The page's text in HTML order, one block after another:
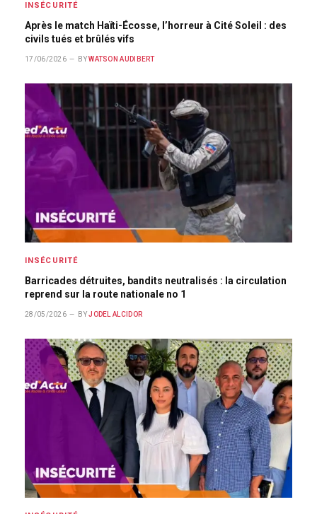
INSÉCURITÉ
Après le match Haïti-Écosse, l’horreur à Cité Soleil : des
civils tués et brûlés vifs
17/06/2026 BY WATSON AUDIBERT
INSÉCURITÉ
Barricades détruites, bandits neutralisés : la circulation
reprend sur la route nationale no 1
28/05/2026 BY JODEL ALCIDOR